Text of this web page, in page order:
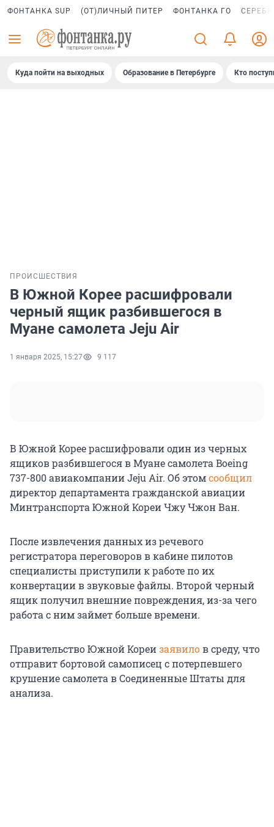
ФОНТАНКА SUP (ОТ)ЛИЧНЫЙ ПИТЕР ФОНТАНКА ГО
Куда пойти на выходных Образование в Петербурге Кто
ПРОИСШЕСТВИЯ
В Южной Корее расшифровали
черный ящик разбившегося в
Муане самолета Jeju Air
1 января 2025, 15:27 9 117
В Южной Корее расшифровали один из черных
ящиков разбившегося в Муане самолета Boeing
737-800 авиакомпании Jeju Air. Об этомсообщил
директор департамента гражданской авиации
Минтранспорта Южной Кореи Чжу Чжон Ван.
После извлечения данных из речевого
регистратора переговоров в кабине пилотов
специалисты приступили к работе по их
конвертации в звуковые файлы. Второй черный
ящик получил внешние повреждения, из-за чего
работа с ним займет больше времени.
Правительство Южной Кореизаявилов среду, что
отправит бортовой самописец с потерпевшего
крушение самолета в Соединенные Штаты для
анализа.